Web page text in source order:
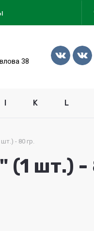
38
I K L
- 80 гр.
шт.) -